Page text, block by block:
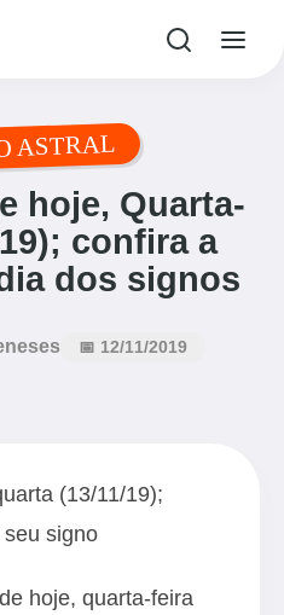
ASTRAL
hoje, Quarta-
confira a
dos signos
📅 12/11/2019
(13/11/19);
signo
hoje, quarta-feira